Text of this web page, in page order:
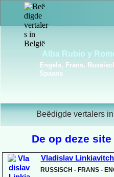
Beëdigde vertalers
Engels,
De op deze
Vladislav
RUSSISCH - FRANS -